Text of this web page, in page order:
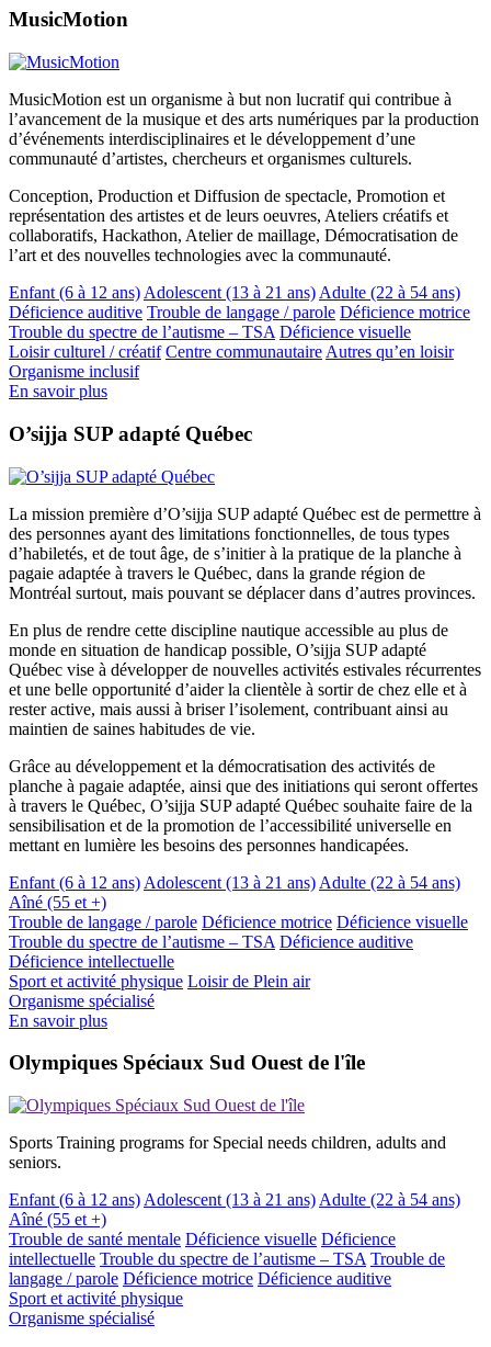
MusicMotion
MusicMotion est un organisme à but non lucratif qui contribue à
l’avancement de la musique et des arts numériques par la production
d’événements interdisciplinaires et le développement d’une
communauté d’artistes, chercheurs et organismes culturels.
Conception, Production et Diffusion de spectacle, Promotion et
représentation des artistes et de leurs oeuvres, Ateliers créatifs et
collaboratifs, Hackathon, Atelier de maillage, Démocratisation de
l’art et des nouvelles technologies avec la communauté.
Enfant (6 à 12 ans) Adolescent (13 à 21 ans) Adulte (22 à 54 ans)
Déficience auditive Trouble de langage / parole Déficience motrice
Trouble du spectre de l’autisme – TSA Déficience visuelle
Loisir culturel / créatif Centre communautaire Autres qu’en loisir
Organisme inclusif
En savoir plus
O’sijja SUP adapté Québec
La mission première d’O’sijja SUP adapté Québec est de permettre à
des personnes ayant des limitations fonctionnelles, de tous types
d’habiletés, et de tout âge, de s’initier à la pratique de la planche à
pagaie adaptée à travers le Québec, dans la grande région de
Montréal surtout, mais pouvant se déplacer dans d’autres provinces.
En plus de rendre cette discipline nautique accessible au plus de
monde en situation de handicap possible, O’sijja SUP adapté
Québec vise à développer de nouvelles activités estivales récurrentes
et une belle opportunité d’aider la clientèle à sortir de chez elle et à
rester active, mais aussi à briser l’isolement, contribuant ainsi au
maintien de saines habitudes de vie.
Grâce au développement et la démocratisation des activités de
planche à pagaie adaptée, ainsi que des initiations qui seront offertes
à travers le Québec, O’sijja SUP adapté Québec souhaite faire de la
sensibilisation et de la promotion de l’accessibilité universelle en
mettant en lumière les besoins des personnes handicapées.
Enfant (6 à 12 ans) Adolescent (13 à 21 ans) Adulte (22 à 54 ans)
Aîné (55 et +)
Trouble de langage / parole Déficience motrice Déficience visuelle
Trouble du spectre de l’autisme – TSA Déficience auditive
Déficience intellectuelle
Sport et activité physique Loisir de Plein air
Organisme spécialisé
En savoir plus
Olympiques Spéciaux Sud Ouest de l'île
Sports Training programs for Special needs children, adults and
seniors.
Enfant (6 à 12 ans) Adolescent (13 à 21 ans) Adulte (22 à 54 ans)
Aîné (55 et +)
Trouble de santé mentale Déficience visuelle Déficience
intellectuelle Trouble du spectre de l’autisme – TSA Trouble de
langage / parole Déficience motrice Déficience auditive
Sport et activité physique
Organisme spécialisé